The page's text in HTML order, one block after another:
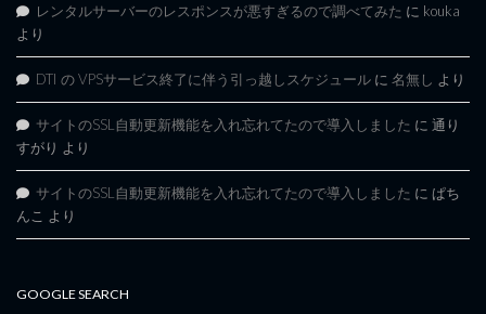
レンタルサーバーのレスポンスが悪すぎるので調べてみた に kouka
より
DTI の VPSサービス終了に伴う引っ越しスケジュール に 名無し より
サイトのSSL自動更新機能を入れ忘れてたので導入しました に 通り
すがり より
サイトのSSL自動更新機能を入れ忘れてたので導入しました に ぱち
んこ より
GOOGLE SEARCH